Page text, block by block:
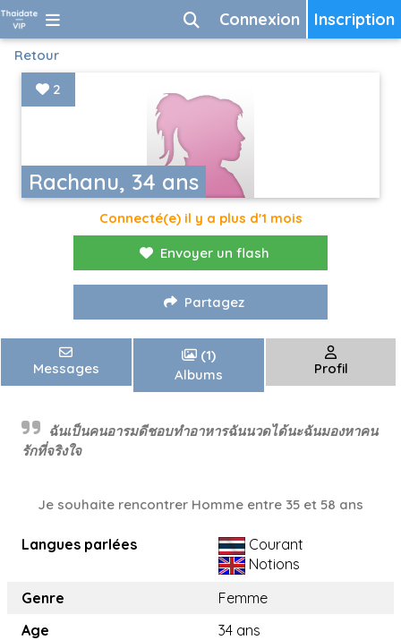
Inscription
Connexion
Retour
Rachanu, 34 ans
2
Connecté(e) il y a plus d'1 mois
Envoyer un flash
Partagez
Messages
(1)
Albums
Profil
ฉันเป็นคนอารมดีชอบทำอาหารฉันนวดได้นะฉันมองหาคน
รักที่จริงใจ
Je souhaite rencontrer Homme entre 35 et 58 ans
Langues parlées
Courant
Notions
Genre
Femme
Age
34 ans